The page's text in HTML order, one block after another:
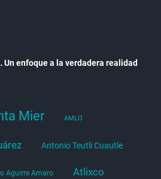
enfoque a la verdadera realidad
Mier AMLO
Antonio Teutli Cuautle
Aguirre Amaro Atlixco